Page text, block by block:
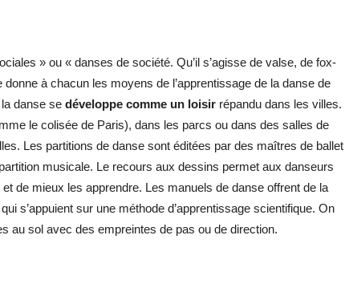
» ou « danses de société. Qu’il s’agisse de valse, de fox-
donne à chacun les moyens de l’apprentissage de la danse de
danse se développe comme un loisir répandu dans les villes.
le colisée de Paris), dans les parcs ou dans des salles de
Les partitions de danse sont éditées par des maîtres de ballet
musicale. Le recours aux dessins permet aux danseurs
de mieux les apprendre. Les manuels de danse offrent de la
s’appuient sur une méthode d’apprentissage scientifique. On
au sol avec des empreintes de pas ou de direction.